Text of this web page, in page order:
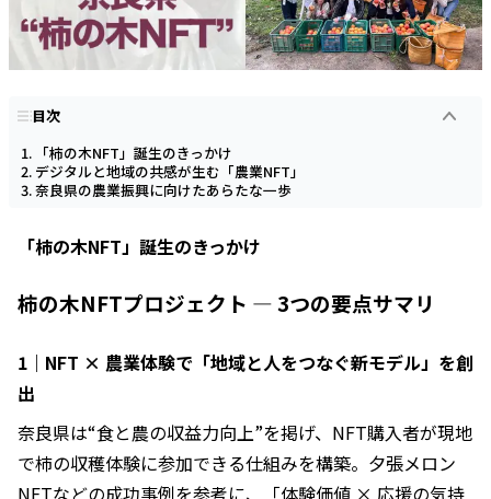
目次
「柿の木NFT」誕生のきっかけ
デジタルと地域の共感が生む「農業NFT」
奈良県の農業振興に向けたあらたな一歩
「柿の木NFT」誕生のきっかけ
柿の木NFTプロジェクト ― 3つの要点サマリ
1｜NFT × 農業体験で「地域と人をつなぐ新モデル」を創
出
奈良県は“食と農の収益力向上”を掲げ、NFT購入者が現地
で柿の収穫体験に参加できる仕組みを構築。夕張メロン